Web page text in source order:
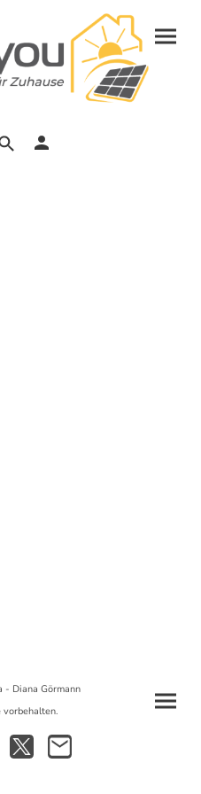
Diana Görmann
vorbehalten.